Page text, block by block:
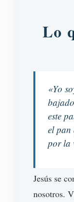
Lo
«Yo
este
el pan
por la
Jesús se
nosotros.